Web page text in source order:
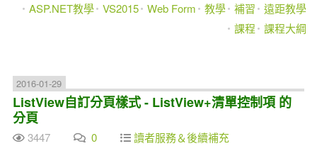
ASP.NET教學 VS2015 Web Form 教學 補習
遠距教學
課程
課程大綱
2016-01-29
ListView自訂分頁樣式 - ListView+清單控制項 的
分頁
3447 0
讀者服務＆後續補充